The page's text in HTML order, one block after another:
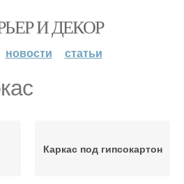
И ДЕКОР
новости статьи
Каркас под гипсокартон